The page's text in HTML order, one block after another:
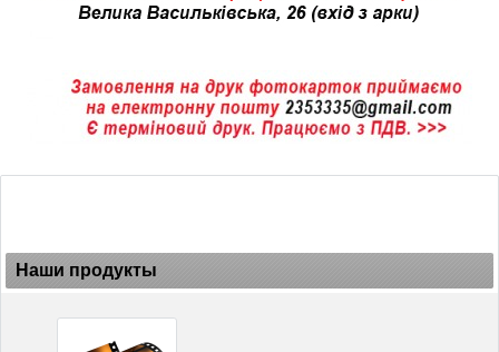
Наши продукты